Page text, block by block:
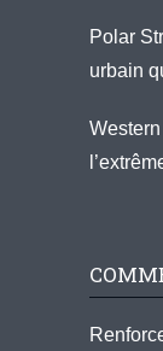
Polar
urbain